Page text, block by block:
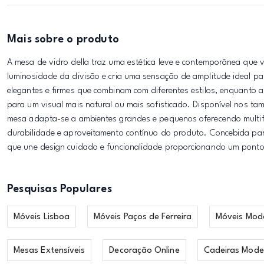
Mais sobre o produto
A mesa de vidro della traz uma estética leve e contemporânea
luminosidade da divisão e cria uma sensação de amplitude ideal
elegantes e firmes que combinam com diferentes estilos,
para um visual mais natural ou mais sofisticado. Disponível nos
mesa adapta-se a ambientes grandes e pequenos oferecendo
durabilidade e aproveitamento contínuo do produto. Concebida
que une design cuidado e funcionalidade proporcionando um
Pesquisas Populares
Móveis Lisboa Móveis Paços de Ferreira Móveis
Mesas Extensíveis Decoração Online Cadeiras